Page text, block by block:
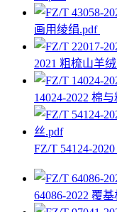
画用绫绢.pdf
2021 粗梳山羊
14024-2022 棉
FZ/T 54124-
64086-2022 覆